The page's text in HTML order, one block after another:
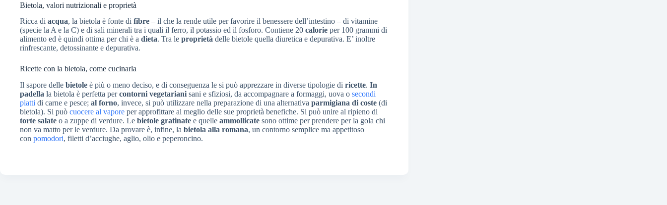
Bietola, valori nutrizionali e proprietà
Ricca di acqua, la bietola è fonte di fibre – il che la rende utile per favorire il benessere dell’intestino – di vitamine
(specie la A e la C) e di sali minerali tra i quali il ferro, il potassio ed il fosforo. Contiene 20 calorie per 100 grammi di
alimento ed è quindi ottima per chi è a dieta. Tra le proprietà delle bietole quella diuretica e depurativa. E’ inoltre
rinfrescante, detossinante e depurativa.
Ricette con la bietola, come cucinarla
Il sapore delle bietole è più o meno deciso, e di conseguenza le si può apprezzare in diverse tipologie di ricette. In
padella la bietola è perfetta percontorni vegetariani sani e sfiziosi, da accompagnare a formaggi, uova o secondi
piatti di carne e pesce; al forno, invece, si può utilizzare nella preparazione di una alternativa parmigiana di coste (di
bietola). Si può cuocere al vapore per approfittare al meglio delle sue proprietà benefiche. Si può unire al ripieno di
torte salate o a zuppe di verdure. Le bietole gratinate e quelle ammollicate sono ottime per prendere per la gola chi
non va matto per le verdure. Da provare è, infine, la bietola alla romana, un contorno semplice ma appetitoso
con pomodori, filetti d’acciughe, aglio, olio e peperoncino.